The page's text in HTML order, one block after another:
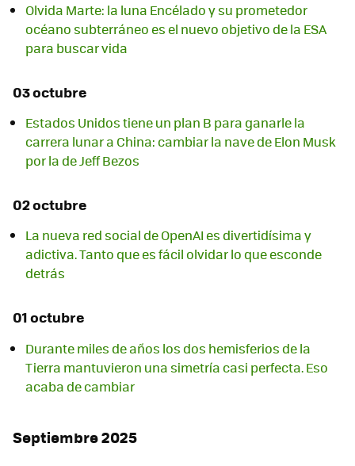
Olvida Marte: la luna Encélado y su prometedor
océano subterráneo es el nuevo objetivo de la ESA
para buscar vida
03 octubre
Estados Unidos tiene un plan B para ganarle la
carrera lunar a China: cambiar la nave de Elon Musk
por la de Jeff Bezos
02 octubre
La nueva red social de OpenAI es divertidísima y
adictiva. Tanto que es fácil olvidar lo que esconde
detrás
01 octubre
Durante miles de años los dos hemisferios de la
Tierra mantuvieron una simetría casi perfecta. Eso
acaba de cambiar
Septiembre 2025